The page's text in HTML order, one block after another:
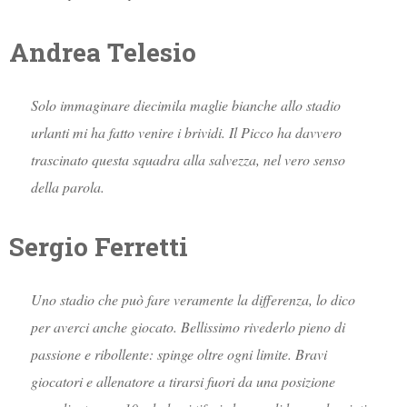
Andrea Telesio
Solo immaginare diecimila maglie bianche allo stadio
urlanti mi ha fatto venire i brividi. Il Picco ha davvero
trascinato questa squadra alla salvezza, nel vero senso
della parola.
Sergio Ferretti
Uno stadio che può fare veramente la differenza, lo dico
per averci anche giocato. Bellissimo rivederlo pieno di
passione e ribollente: spinge oltre ogni limite. Bravi
giocatori e allenatore a tirarsi fuori da una posizione